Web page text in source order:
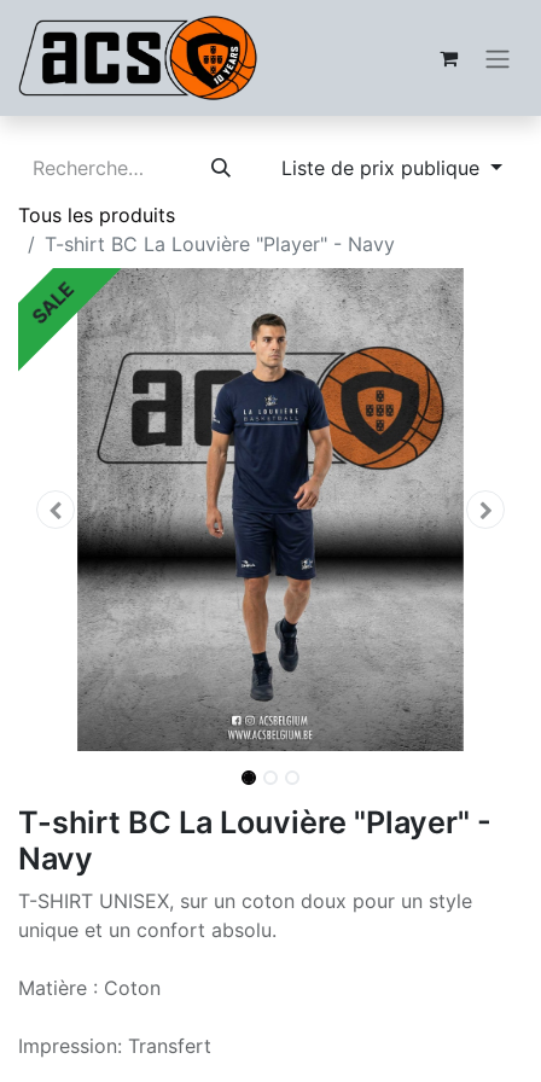
Liste de prix publique
Tous les produits
T-shirt BC La Louvière "Player" - Navy
SALE
T-shirt BC La Louvière "Player" -
Navy
T-SHIRT UNISEX, sur un coton doux pour un style
unique et un confort absolu.
Matière : Coton
Impression: Transfert